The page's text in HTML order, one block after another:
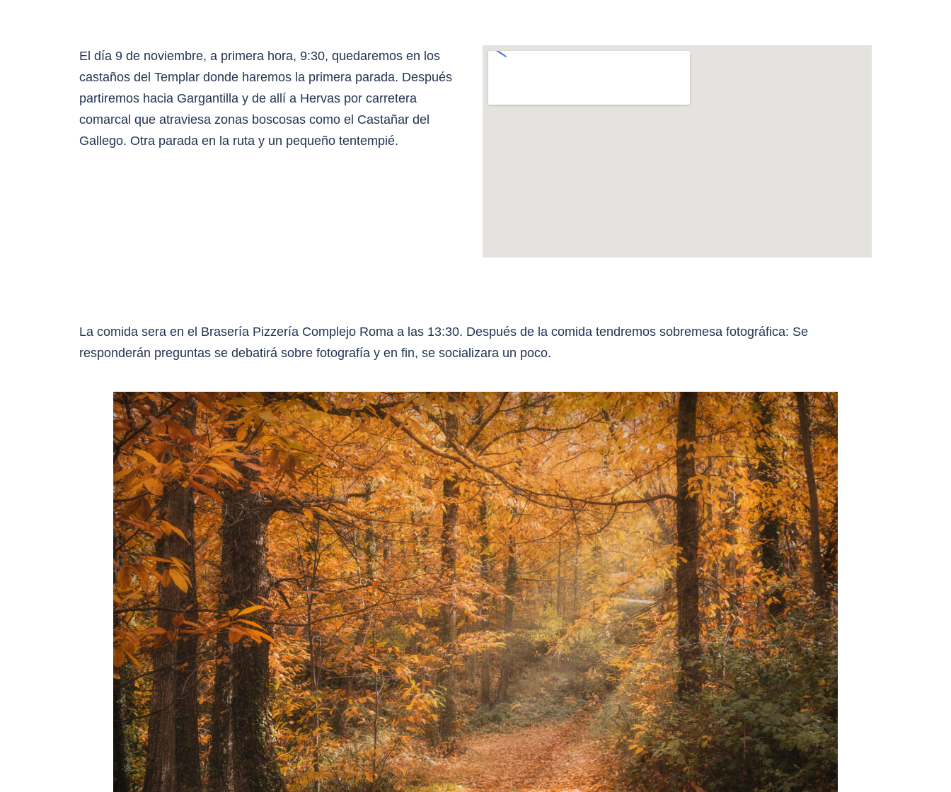
El día 9 de noviembre, a primera hora, 9:30, quedaremos en los
castaños del Templar donde haremos la primera parada. Después
partiremos hacia Gargantilla y de allí a Hervas por carretera
comarcal que atraviesa zonas boscosas como el Castañar del
Gallego. Otra parada en la ruta y un pequeño tentempié.
La comida sera en el Brasería Pizzería Complejo Roma a las 13:30. Después de la comida tendremos sobremesa fotográfica: Se
responderán preguntas se debatirá sobre fotografía y en fin, se socializara un poco.